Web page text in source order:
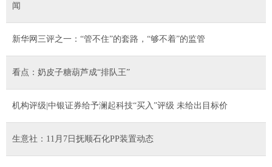
闻
新华网三评之一：“管不住”的套路，“够不着”的监管
看点：奶皮子糖葫芦成“排队王”
机构评级|中银证券给予澜起科技“买入”评级 未给出目标价
生意社：11月7日抚顺石化PP装置动态